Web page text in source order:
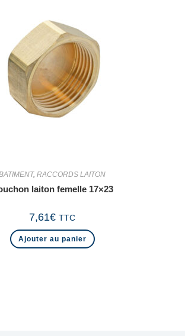
, RACCORDS LAITON
laiton femelle 17×23
7,61€ TTC
Ajouter au panier